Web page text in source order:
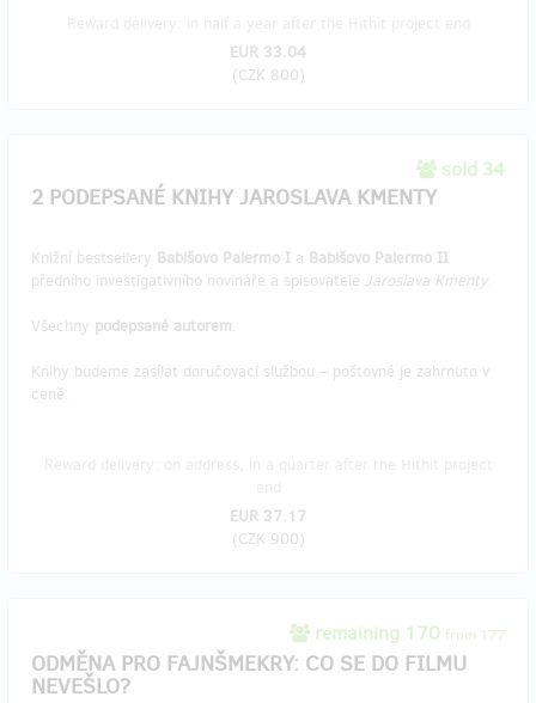
EUR 33.04
(CZK 800)
sold 34
2 PODEPSANÉ KNIHY JAROSLAVA KMENTY
Knižní bestsellery Babišovo Palermo I a Babišovo Palermo II
předního investigativního novináře a spisovatele Jaroslava Kmenty.
Všechny podepsané autorem.
Knihy budeme zasílat doručovací službou – poštovné je zahrnuto v
ceně.
EUR 37.17
(CZK 900)
remaining 170 from 177
ODMĚNA PRO FAJNŠMEKRY: CO SE DO FILMU
NEVEŠLO?